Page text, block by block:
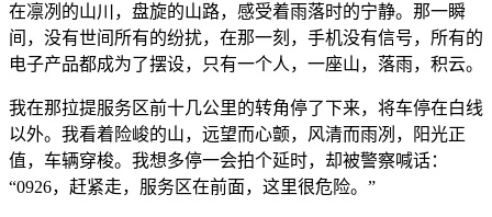
在凛冽的山川，盘旋的山路，感受着雨落时的宁静。那一瞬
间，没有世间所有的纷扰，在那一刻，手机没有信号，所有的
电子产品都成为了摆设，只有一个人，一座山，落雨，积云。
我在那拉提服务区前十几公里的转角停了下来，将车停在白线
以外。我看着险峻的山，远望而心颤，风清而雨冽，阳光正
值，车辆穿梭。我想多停一会拍个延时，却被警察喊话：
“0926，赶紧走，服务区在前面，这里很危险。”